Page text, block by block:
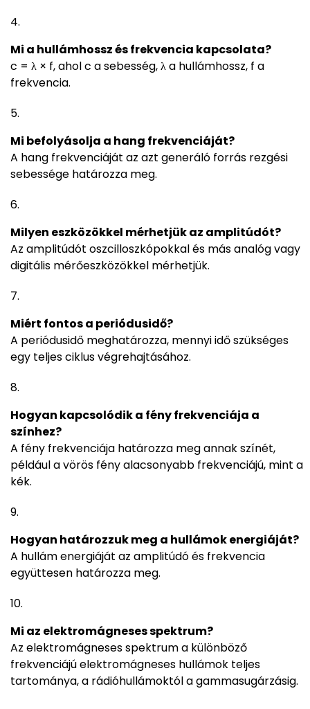
Mi a hullámhossz és frekvencia kapcsolata?
c = λ × f, ahol c a sebesség, λ a hullámhossz, f a
frekvencia.
Mi befolyásolja a hang frekvenciáját?
A hang frekvenciáját az azt generáló forrás rezgési
sebessége határozza meg.
Milyen eszközökkel mérhetjük az amplitúdót?
Az amplitúdót oszcilloszkópokkal és más analóg vagy
digitális mérőeszközökkel mérhetjük.
Miért fontos a periódusidő?
A periódusidő meghatározza, mennyi idő szükséges
egy teljes ciklus végrehajtásához.
Hogyan kapcsolódik a fény frekvenciája a
színhez?
A fény frekvenciája határozza meg annak színét,
például a vörös fény alacsonyabb frekvenciájú, mint a
kék.
Hogyan határozzuk meg a hullámok energiáját?
A hullám energiáját az amplitúdó és frekvencia
együttesen határozza meg.
Mi az elektromágneses spektrum?
Az elektromágneses spektrum a különböző
frekvenciájú elektromágneses hullámok teljes
tartománya, a rádióhullámoktól a gammasugárzásig.